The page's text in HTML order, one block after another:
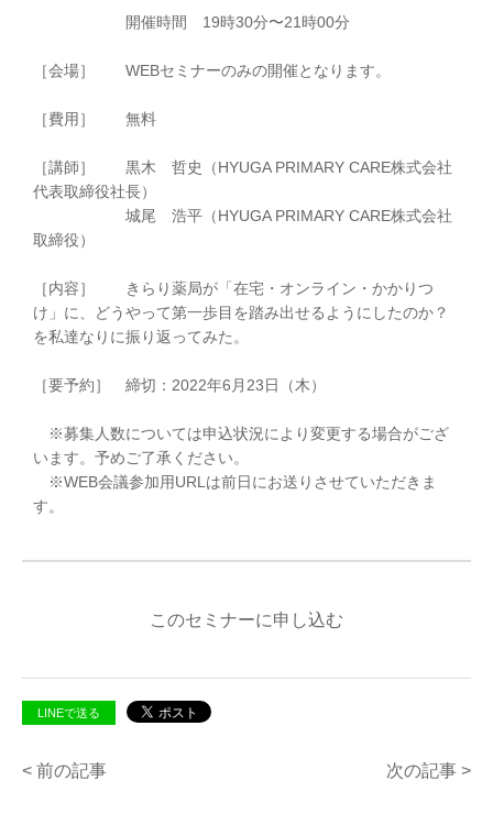
開催時間 19時30分〜21時00分
［会場］ WEBセミナーのみの開催となります。
［費用］ 無料
［講師］ 黒木 哲史（HYUGA PRIMARY CARE株式会社
代表取締役社長）
城尾 浩平（HYUGA PRIMARY CARE株式会社
取締役）
［内容］ きらり薬局が「在宅・オンライン・かかりつ
け」に、どうやって第一歩目を踏み出せるようにしたのか？
を私達なりに振り返ってみた。
［要予約］ 締切：2022年6月23日（木）
※募集人数については申込状況により変更する場合がござ
います。予めご了承ください。
※WEB会議参加用URLは前日にお送りさせていただきま
す。
このセミナーに申し込む
LINEで送る
< 前の記事 次の記事 >